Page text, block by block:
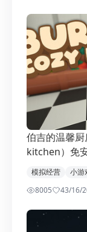
伯吉的温馨
kitchen）免
模拟经营 小游
8005
43/16/